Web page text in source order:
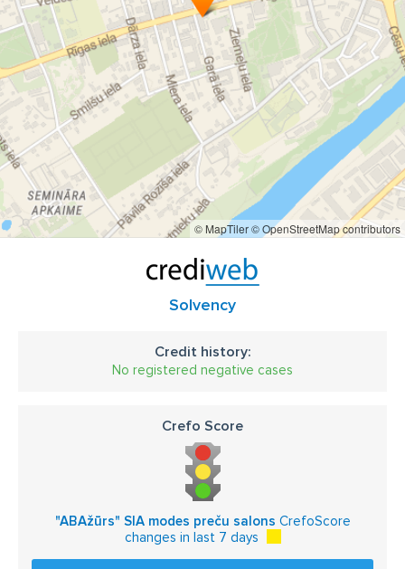
© MapTiler© OpenStreetMap contributors
Solvency
Credit history:
No registered negative cases
Crefo Score
"ABAžūrs" SIA modes preču salons CrefoScore
changes in last 7 days